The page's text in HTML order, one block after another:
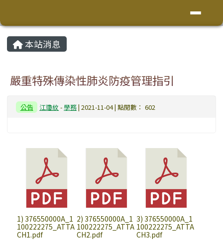
主內容區域
本站消息
嚴重特殊傳染性肺炎防疫管理指引
公告 江瓊紋 -學務| 2021-11-04 | 點閱數： 602
1) 376550000A_1
100222275_ATTA
CH1.pdf
2) 376550000A_1
100222275_ATTA
CH2.pdf
3) 376550000A_1
100222275_ATTA
CH3.pdf
頁尾區域